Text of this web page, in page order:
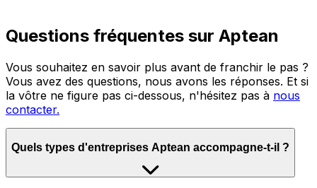
Questions fréquentes sur Aptean
Vous souhaitez en savoir plus avant de franchir le pas ?
Vous avez des questions, nous avons les réponses. Et si
la vôtre ne figure pas ci-dessous, n'hésitez pas à nous
contacter.
Quels types d'entreprises Aptean accompagne-t-il ?